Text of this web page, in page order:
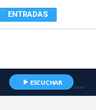
ENTRADAS
ESCUCHAR